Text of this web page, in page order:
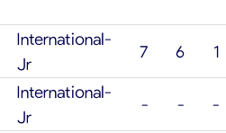
International-
Jr
7 6
1
International-
Jr
- - -